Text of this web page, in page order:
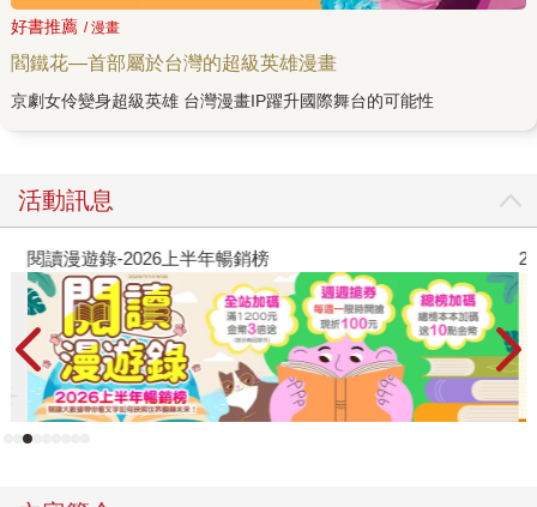
嘉 未來」，她能預見「未來5分鐘」的世界。常勝透露，比嘉
「看得見未來，便能預知，即使沒有攻擊力，也能與鐵花聯
手作戰。」 故事也有起承轉合的安排，常勝表示，如果以三
個篇章來看，第一集稱之為「英雄崛起之章」，三十年前的
的、自稱閻鐵花的人又是誰？又會揭開什麼隱藏在當初命案
之下的真相呢？ 第二集為「潰敗之章」，序幕將在台北街頭
展開，閻鐵花、比嘉未來力抗芙蘿科技派機械大軍與擁有AI
思考能力再進化的「十三」，能夠對決到最後嗎？最終集的
「命運之章」，所有的未解之謎，都會有答案。這一集中情
節緊湊，打鬥場面更是激烈，他將腦中最後對決的情境以動
畫的方式呈現出來，就是「高格數動作感」，把28回的分鏡
改成動畫分鏡來處理，精采絕倫，在靜（畫面）與動（武
打）之間，讀者可以把它串成流動的影像，是閱讀漫畫難得
好書推薦 / 漫畫
閻鐵花—首部屬於台灣的超級英雄漫畫
京劇女伶變身超級英雄 台灣漫畫IP躍升國際舞台的可能性
活動訊息
閱讀漫遊錄-2026上半年暢銷榜